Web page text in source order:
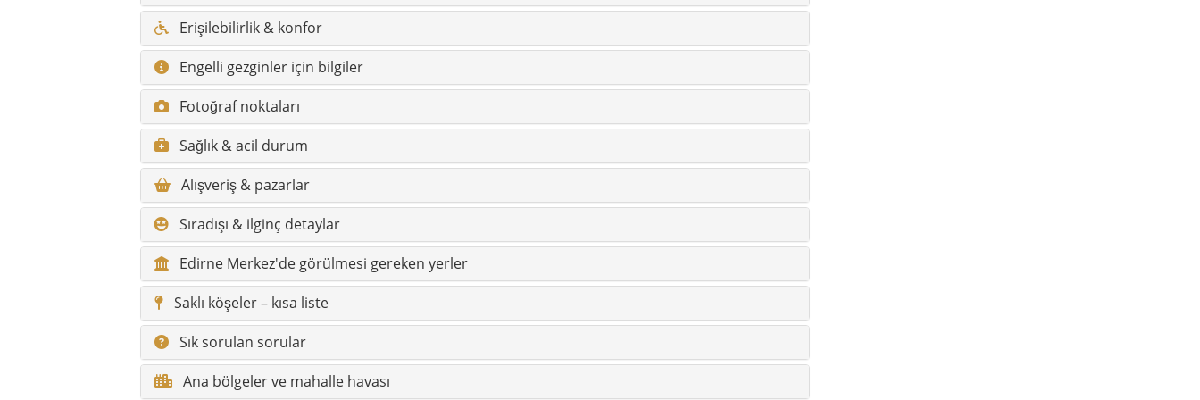
Erişilebilirlik & konfor
Engelli gezginler için bilgiler
Fotoğraf noktaları
Sağlık & acil durum
Alışveriş & pazarlar
Sıradışı & ilginç detaylar
Edirne Merkez'de görülmesi gereken yerler
Saklı köşeler – kısa liste
Sık sorulan sorular
Ana bölgeler ve mahalle havası